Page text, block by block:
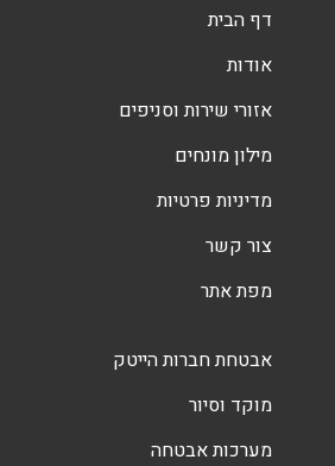
דף הבית
אודות
אזורי שירות וסניפים
מילון מונחים
מדיניות פרטיות
צור קשר
מפת אתר
אבטחת חברות הייטק
מוקד וסיור
מערכות אבטחה